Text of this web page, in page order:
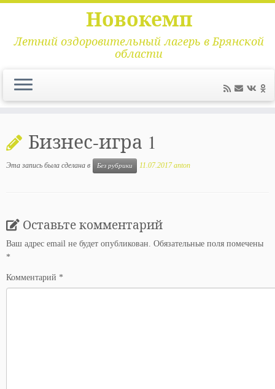
содержимому
Новокемп
Летний оздоровительный лагерь в Брянской
области
Бизнес-игра 1
Эта запись была сделана в Без рубрики 11.07.2017 anton
Оставьте комментарий
Ваш адрес email не будет опубликован. Обязательные поля помечены
*
Комментарий *